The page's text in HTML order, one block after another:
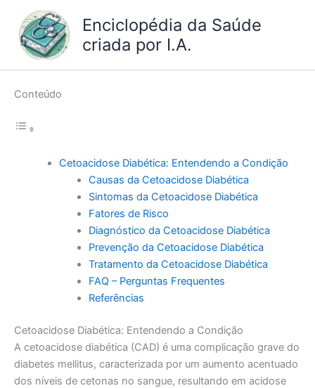
conteúdo
Enciclopédia da Saúde
criada por I.A.
Conteúdo
Cetoacidose Diabética: Entendendo a Condição
Causas da Cetoacidose Diabética
Sintomas da Cetoacidose Diabética
Fatores de Risco
Diagnóstico da Cetoacidose Diabética
Prevenção da Cetoacidose Diabética
Tratamento da Cetoacidose Diabética
FAQ – Perguntas Frequentes
Referências
Cetoacidose Diabética: Entendendo a Condição
A cetoacidose diabética (CAD) é uma complicação grave do
diabetes mellitus, caracterizada por um aumento acentuado
dos níveis de cetonas no sangue, resultando em acidose